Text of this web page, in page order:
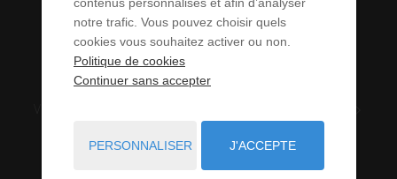
BOLQUÈRE (66)
BOLQUÈRE
notre trafic. Vous pouvez choisir quels
cookies vous souhaitez activer ou non.
Politique de cookies
Continuer sans accepter
PERSONNALISER J'ACCEPTE